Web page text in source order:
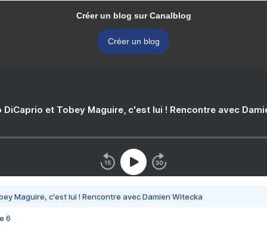
Créer un blog sur Canalblog
Créer un blog
DiCaprio et Tobey Maguire, c'est lui ! Rencontre avec
Maguire, c'est lui ! Rencontre avec Damien Witecka
6